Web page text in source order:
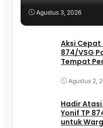
Agustus 3, 2026
Aksi Cepat
874/VSG
Tempat
Agustus 2,
Hadir
Yonif TP
untuk